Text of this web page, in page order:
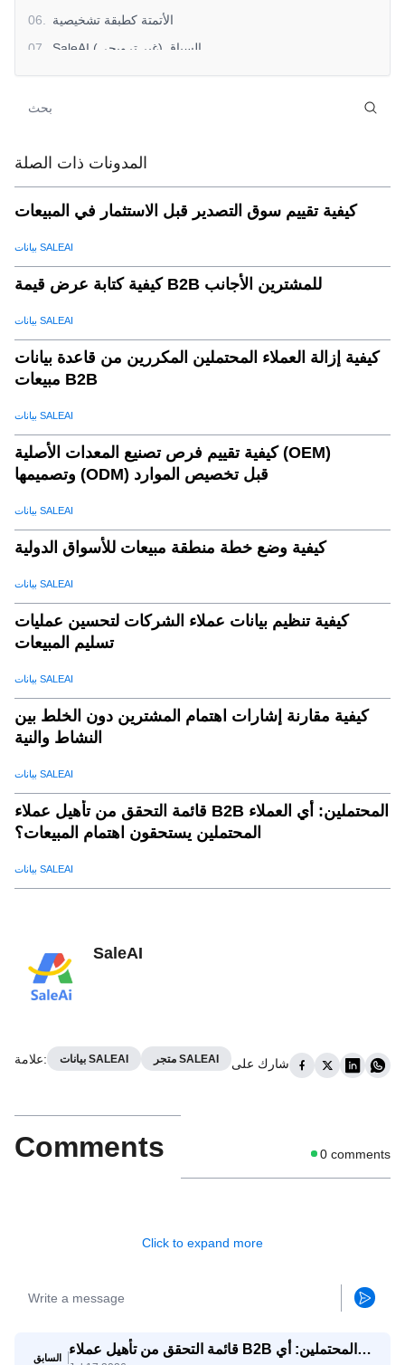
06
الأتمتة كطبقة تشخيصية
07
SaleAI السياق (غير ترويجي)
08. جعل الفهرسة قابلة للتنبؤ
09.
المدونات ذات الصلة
كيفية تقييم سوق التصدير قبل الاستثمار في المبيعات
بيانات SALEAI
كيفية كتابة عرض قيمة B2B للمشترين الأجانب
بيانات SALEAI
كيفية إزالة العملاء المحتملين المكررين من قاعدة بيانات
مبيعات B2B
بيانات SALEAI
كيفية تقييم فرص تصنيع المعدات الأصلية (OEM)
وتصميمها (ODM) قبل تخصيص الموارد
بيانات SALEAI
كيفية وضع خطة منطقة مبيعات للأسواق الدولية
بيانات SALEAI
كيفية تنظيم بيانات عملاء الشركات لتحسين عمليات
تسليم المبيعات
بيانات SALEAI
كيفية مقارنة إشارات اهتمام المشترين دون الخلط بين
النشاط والنية
بيانات SALEAI
قائمة التحقق من تأهيل عملاء B2B المحتملين: أي العملاء
المحتملين يستحقون اهتمام المبيعات؟
بيانات SALEAI
SaleAI
علامة: بيانات SALEAI متجر SALEAI شارك على
Comments 0 comments
Click to expand more
السابق
قائمة التحقق من تأهيل عملاء B2B المحتملين: أي